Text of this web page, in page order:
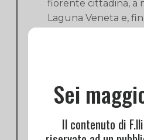
fiorente cittadina, a
Laguna Veneta e,
figlio di Giuseppe,
l’attività e la ampliò
l’azienda prosperò
Sei
Il contenuto di